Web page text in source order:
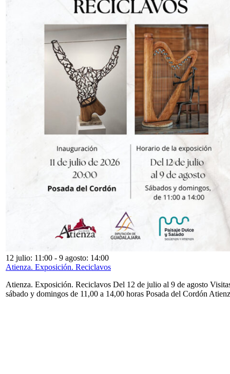
12 julio: 11:00 - 9 agosto: 14:00
Atienza. Exposición. Reciclavos
Atienza. Exposición. Reciclavos Del 12 de julio al 9 de agosto
sábado y domingos de 11,00 a 14,00 horas Posada del Cordón